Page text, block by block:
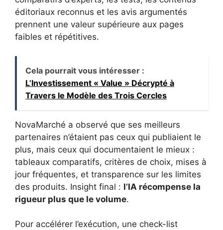
éditoriaux reconnus et les avis argumentés
prennent une valeur supérieure aux pages
faibles et répétitives.
Cela pourrait vous intéresser :
L’Investissement « Value » Décrypté à
Travers le Modèle des Trois Cercles
NovaMarché a observé que ses meilleurs
partenaires n’étaient pas ceux qui publiaient le
plus, mais ceux qui documentaient le mieux :
tableaux comparatifs, critères de choix, mises à
jour fréquentes, et transparence sur les limites
des produits. Insight final : l’IA récompense la
rigueur plus que le volume.
Pour accélérer l’exécution, une check-list